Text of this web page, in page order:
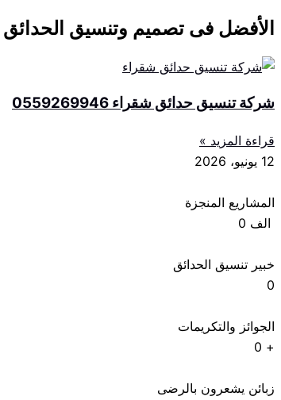
الأفضل فى تصميم وتنسيق الحدائق
شركة تنسيق حدائق شقراء 0559269946
قراءة المزيد »
12 يونيو، 2026
المشاريع المنجزة
الف 0
خبير تنسيق الحدائق
0
الجوائز والتكريمات
+
0
زبائن يشعرون بالرضى